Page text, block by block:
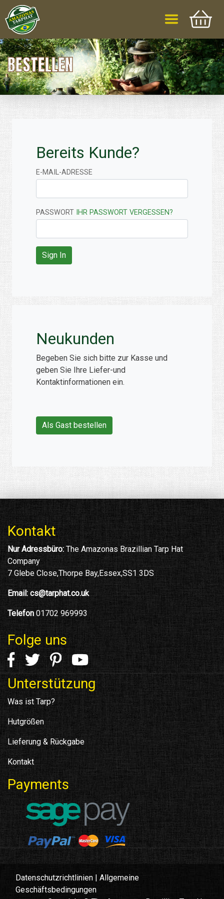
BESTELLEN
Bereits Kunde?
E-MAIL-ADRESSE
PASSWORT IHR PASSWORT VERGESSEN?
Neukunden
Begeben Sie sich bitte zur Kasse und
geben Sie Ihre Liefer-und
Kontaktinformationen ein.
Als Gast bestellen
Kontakt
Nur Adressbüro: The Amazonas Brazillian Tarp Hat
Company
7 Glebe Close,Thorpe Bay,Essex,SS1 3DS
Email:cs@tarphat.co.uk
Telefon 01702 969993
Folge uns
Unterstützung
Was ist Tarp?
Hutgrößen
Lieferung & Rückgabe
Kontakt
Payments
Datenschutzrichtlinien | Allgemeine
Geschäftsbedingungen